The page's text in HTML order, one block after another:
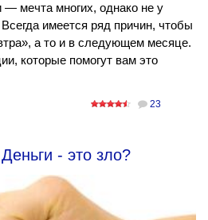
— мечта многих, однако не у
имеется ряд причин, чтобы
а то и в следующем месяце.
которые помогут вам это
23
Деньги - это зло?